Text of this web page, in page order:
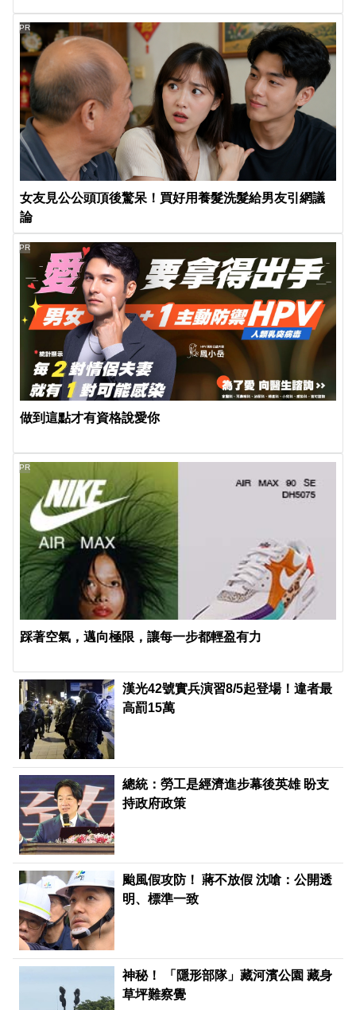
女友見公公頭頂後驚呆！買好用養髮洗髮給男友引網議
論
PR
做到這點才有資格說愛你
PR
踩著空氣，邁向極限，讓每一步都輕盈有力
PR
漢光42號實兵演習8/5起登場！違者最
高罰15萬
總統：勞工是經濟進步幕後英雄 盼支
持政府政策
颱風假攻防！ 蔣不放假 沈嗆：公開透
明、標準一致
神秘！ 「隱形部隊」藏河濱公園 藏身
草坪難察覺